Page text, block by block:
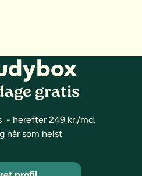
gratis
- herefter 249 kr./md.
når som helst